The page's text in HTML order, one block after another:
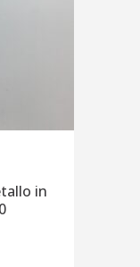
in